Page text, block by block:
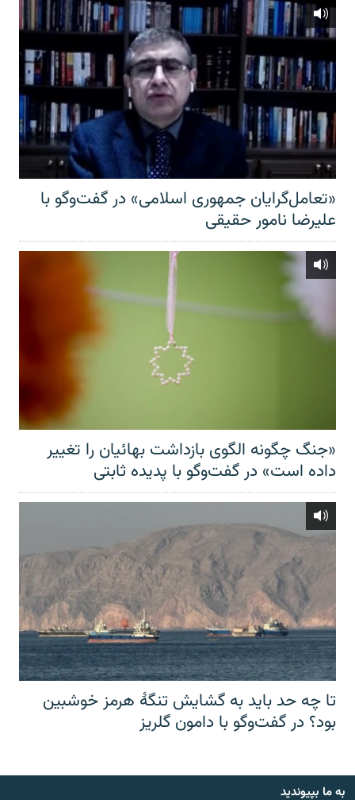
«تعامل‌گرایان جمهوری اسلامی» در گفت‌وگو با
علیرضا نامور حقیقی
«جنگ چگونه الگوی بازداشت بهائیان را تغییر
داده است» در گفت‌وگو با پدیده ثابتی
تا چه حد باید به گشایش تنگهٔ هرمز خوشبین
بود؟ در گفت‌وگو با دامون گلریز
به ما بپیوندید